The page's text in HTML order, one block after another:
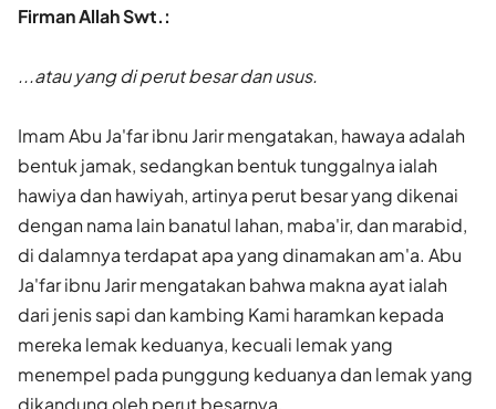
Firman Allah Swt.:
...atau yang di perut besar dan usus.
Imam Abu Ja'far ibnu Jarir mengatakan, hawaya adalah
bentuk jamak, sedangkan bentuk tunggalnya ialah
hawiya dan hawiyah, artinya perut besar yang dikenai
dengan nama lain banatul lahan, maba'ir, dan marabid,
di dalamnya terdapat apa yang dinamakan am'a. Abu
Ja'far ibnu Jarir mengatakan bahwa makna ayat ialah
dari jenis sapi dan kambing Kami haramkan kepada
mereka lemak keduanya, kecuali lemak yang
menempel pada punggung keduanya dan lemak yang
dikandung oleh perut besarnya.